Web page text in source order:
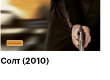
Солт (2010)